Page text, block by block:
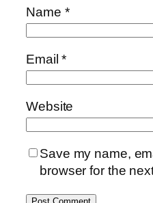
Name *
Email*
Website
Save my name,
browser for the